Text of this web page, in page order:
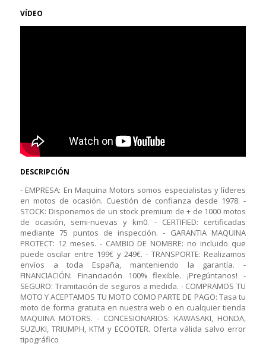
VÍDEO
DESCRIPCIÓN
- EMPRESA: En Maquina Motors somos especialistas y líderes
en motos de ocasión. Cuestión de confianza desde 1978. -
STOCK: Disponemos de un stock premium de + de 1000 motos
de ocasión, semi-nuevas y km0. - CERTIFIED: certificadas
mediante 75 puntos de inspección. - GARANTIA MAQUINA
PROTECT: 12 meses. - CAMBIO DE NOMBRE: no incluido que
puede oscilar entre 199€ y 249€. - TRANSPORTE: Realizamos
envíos a toda España, manteniendo la garantía. -
FINANCIACIÓN: Financiación 100% flexible. ¡Pregúntanos! -
SEGURO: Tramitación de seguros a medida. - COMPRAMOS TU
MOTO Y ACEPTAMOS TU MOTO COMO PARTE DE PAGO: Tasa tu
moto de forma gratuita en nuestra web o en cualquier tienda
MAQUINA MOTORS. - CONCESIONARIOS: KAWASAKI, HONDA,
SUZUKI, TRIUMPH, KTM y ECOOTER. Oferta válida salvo error
tipográfico